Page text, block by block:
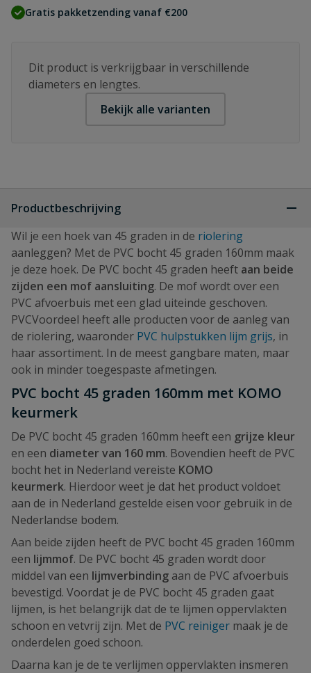
Gratis pakketzending vanaf €200
Dit product is verkrijgbaar in verschillende
diameters en lengtes.
Bekijk alle varianten
Productbeschrijving
Wil je een hoek van 45 graden in de riolering
aanleggen? Met de PVC bocht 45 graden 160mm maak
je deze hoek. De PVC bocht 45 graden heeft aan beide
zijden een mof aansluiting. De mof wordt over een
PVC afvoerbuis met een glad uiteinde geschoven.
PVCVoordeel heeft alle producten voor de aanleg van
de riolering, waaronder PVC hulpstukken lijm grijs, in
haar assortiment. In de meest gangbare maten, maar
ook in minder toegespaste afmetingen.
PVC bocht 45 graden 160mm met KOMO
keurmerk
De PVC bocht 45 graden 160mm heeft een grijze kleur
en een diameter van 160 mm. Bovendien heeft de PVC
bocht het in Nederland vereiste KOMO
keurmerk. Hierdoor weet je dat het product voldoet
aan de in Nederland gestelde eisen voor gebruik in de
Nederlandse bodem.
Aan beide zijden heeft de PVC bocht 45 graden 160mm
een lijmmof. De PVC bocht 45 graden wordt door
middel van een lijmverbinding aan de PVC afvoerbuis
bevestigd. Voordat je de PVC bocht 45 graden gaat
lijmen, is het belangrijk dat de te lijmen oppervlakten
schoon en vetvrij zijn. Met de PVC reiniger maak je de
onderdelen goed schoon.
Daarna kan je de te verlijmen oppervlakten insmeren